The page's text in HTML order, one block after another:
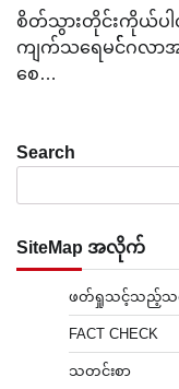
စိတ်သွားတိုင်းကိုယ်ပါလို
ကျက်သရေမင််ဂလာအဖ
စေ…
Search
SiteMap အလိုက်
ဖတ်ရှုသင့်သည့်သတ
FACT CHECK
သတင်းစာ